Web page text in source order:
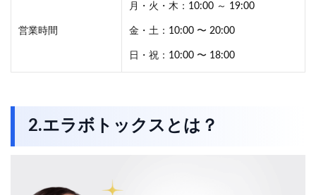
営業時間
月・火・木：10:00 ～ 19:00
金・土：10:00 〜 20:00
日・祝：10:00 〜 18:00
2.エラボトックスとは？